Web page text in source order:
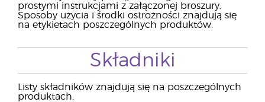
prostymi instrukcjami z załączonej broszury.
Sposoby użycia i środki ostrożności znajdują się
na etykietach poszczególnych produktów.
Składniki
Listy składników znajdują się na poszczególnych
produktach.